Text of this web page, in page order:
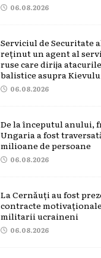
06.08.2026
Serviciul de Securitate
reținut un agent al
ruse care dirija
balistice asupra
06.08.2026
De la începutul anului,
Ungaria a fost
milioane de persoane
06.08.2026
La Cernăuți au fost
contracte
militarii ucraineni
06.08.2026